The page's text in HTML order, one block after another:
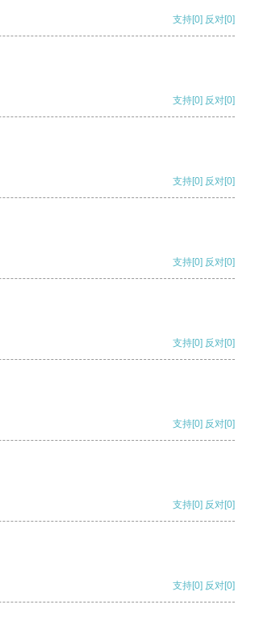
支持[0] 反对[0]
支持[0] 反对[0]
支持[0] 反对[0]
支持[0] 反对[0]
支持[0] 反对[0]
支持[0] 反对[0]
支持[0] 反对[0]
支持[0] 反对[0]